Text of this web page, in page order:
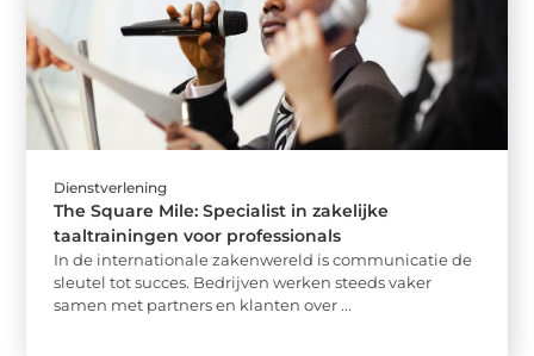
Dienstverlening
The Square Mile: Specialist in zakelijke
taaltrainingen voor professionals
In de internationale zakenwereld is communicatie de
sleutel tot succes. Bedrijven werken steeds vaker
samen met partners en klanten over ...